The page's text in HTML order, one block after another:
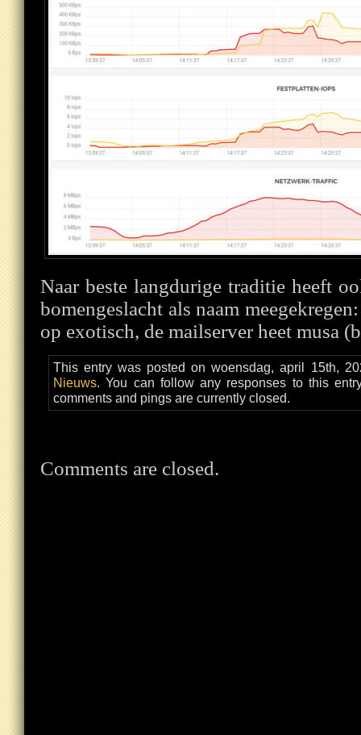
Naar beste langdurige traditie heeft
bomengeslacht als naam
op exotisch, de mailserver heet musa
This entry was posted on woensdag, april 15th,
Nieuws. You can follow any responses to this
comments and pings are currently closed.
Comments are closed.